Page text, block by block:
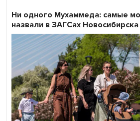
Ни одного Мухаммеда: самые
назвали в ЗАГСах Новосибирска